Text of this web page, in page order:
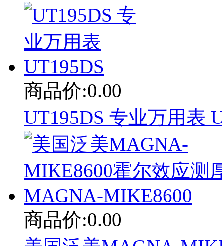
商品价:0.00
UT195DS 专业万用表
商品价:0.00